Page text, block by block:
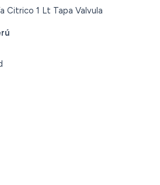
Citrico 1 Lt Tapa Valvula